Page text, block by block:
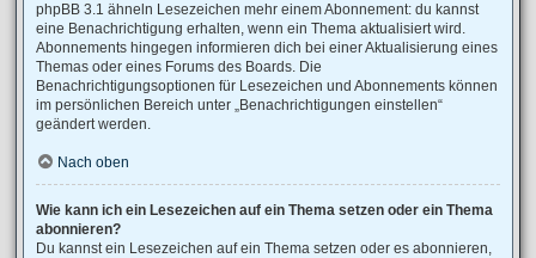
phpBB 3.1 ähneln Lesezeichen mehr einem Abonnement: du kannst
eine Benachrichtigung erhalten, wenn ein Thema aktualisiert wird.
Abonnements hingegen informieren dich bei einer Aktualisierung eines
Themas oder eines Forums des Boards. Die
Benachrichtigungsoptionen für Lesezeichen und Abonnements können
im persönlichen Bereich unter „Benachrichtigungen einstellen“
geändert werden.
Nach oben
Wie kann ich ein Lesezeichen auf ein Thema setzen oder ein Thema
abonnieren?
Du kannst ein Lesezeichen auf ein Thema setzen oder es abonnieren,